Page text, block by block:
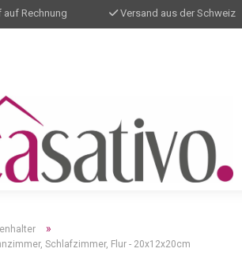
Rechnung Versand aus der Schweiz
»
Schlafzimmer, Flur - 20x12x20cm